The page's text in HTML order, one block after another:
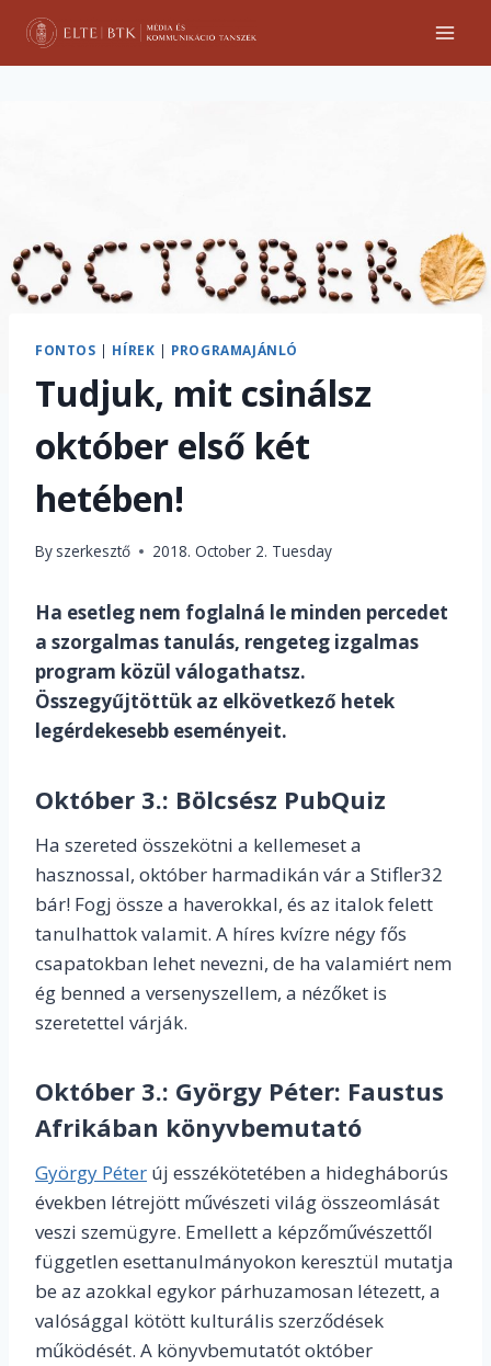
Skip
content
FONTOS | HÍREK | PROGRAMAJÁNLÓ
Tudjuk, mit csinálsz
október első két
hetében!
By szerkesztő 2018. October 2. Tuesday
Ha esetleg nem foglalná le minden percedet
a szorgalmas tanulás, rengeteg izgalmas
program közül válogathatsz.
Összegyűjtöttük az elkövetkező hetek
legérdekesebb eseményeit.
Október 3.: Bölcsész PubQuiz
Ha szereted összekötni a kellemeset a
hasznossal, október harmadikán vár a Stifler32
bár! Fogj össze a haverokkal, és az italok felett
tanulhattok valamit. A híres kvízre négy fős
csapatokban lehet nevezni, de ha valamiért nem
ég benned a versenyszellem, a nézőket is
szeretettel várják.
Október 3.: György Péter: Faustus
Afrikában könyvbemutató
György Péter új esszékötetében a hidegháborús
években létrejött művészeti világ összeomlását
veszi szemügyre. Emellett a képzőművészettől
független esettanulmányokon keresztül mutatja
be az azokkal egykor párhuzamosan létezett, a
valósággal kötött kulturális szerződések
működését. A könyvbemutatót október